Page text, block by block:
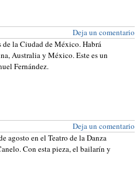
Deja un comentario
de la Ciudad de México. Habrá
Australia y México. Este es un
Fernández.
Deja un comentario
agosto en el Teatro de la Danza
Con esta pieza, el bailarín y